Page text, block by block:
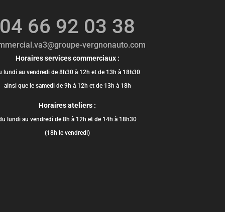
04 66 92 03 38
vergnonauto.com
Horaires services commerciaux :
lundi au vendredi de 8h30 à 12h et de 13h à 18h30
ainsi que le samedi de 9h à 12h et de 13h à 18h
Horaires ateliers :
lundi au vendredi de 8h à 12h et de 14h à 18h30
(18h le vendredi)